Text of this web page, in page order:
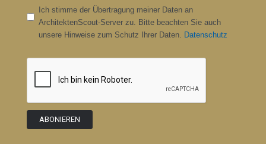
Ich stimme der Übertragung meiner Daten an
ArchitektenScout-Server zu. Bitte beachten Sie auch
unsere Hinweise zum Schutz Ihrer Daten. Datenschutz